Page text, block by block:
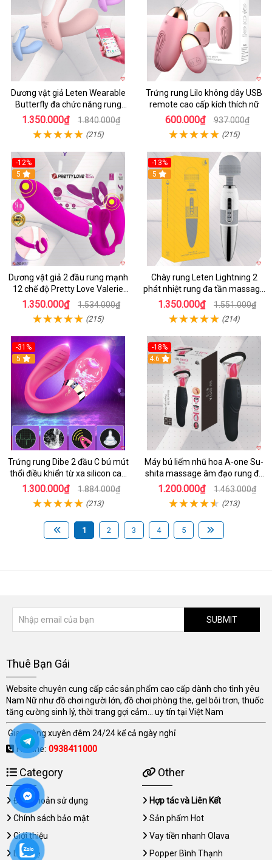
Dương vật giả Leten Wearable
Butterfly đa chức năng rung
mạnh điều khiển app bluetooth
1.350.000₫ 1.840.000₫
(215)
Trứng rung Lilo không dây USB
remote cao cấp kích thích nữ
600.000₫ 937.000₫
(215)
-12%
5
Dương vật giả 2 đầu rung mạnh
12 chế độ Pretty Love Valerie
mua ngay
1.350.000₫ 1.534.000₫
(215)
-13%
5
Chày rung Leten Lightning 2
phát nhiệt rung đa tần massage
toàn thân kích thích
1.350.000₫ 1.551.000₫
(214)
-31%
5
Trứng rung Dibe 2 đầu C bú mút
thổi điều khiển từ xa silicon cao
cấp kích thích điểm G
1.300.000₫ 1.884.000₫
(213)
-18%
4.6
Máy bú liếm nhũ hoa A-one Su-
shita massage âm đạo rung đa
chế độ
1.200.000₫ 1.463.000₫
(213)
1 2 3 4 5
SUBMIT
Thuê Bạn Gái
Website chuyên cung cấp các sản phẩm cao cấp dành cho tình yêu
Nam Nữ như đồ chơi người lớn, đồ chơi phòng the, gel bôi trơn, thuốc
tăng cường sinh lý, thời trang gợi cảm... uy tín tại Việt Nam
Giao hàng xuyên đêm 24/24 kể cả ngày nghỉ
Hotline: 0938411000
Category
Điều khoản sử dụng
Chính sách bảo mật
Giới thiệu
Liên hệ
Other
Hợp tác và Liên Kết
Sản phẩm Hot
Vay tiền nhanh Olava
Popper Bình Thạnh